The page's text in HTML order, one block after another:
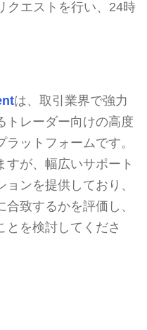
クエストを行い、24時
は、取引業界で強力
トレーダー向けの高度
ットフォームです。
すが、幅広いサポート
ンを提供しており、
致するかを評価し、
とを検討してくださ